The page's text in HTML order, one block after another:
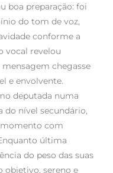
boa preparação: foi
do tom de voz,
conforme a
vocal revelou
chegasse
e envolvente.
deputada numa
do nível secundário,
momento com
última
do peso das suas
objetivo, sereno e